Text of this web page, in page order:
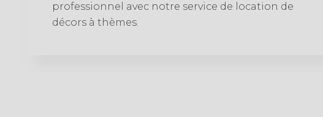
professionnel avec notre service de location de
décors à thèmes.